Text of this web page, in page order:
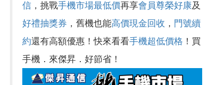
信 ，挑戰手機市場最低價再享會員尊榮好康及
好禮抽獎券 ，舊機也能高價現金回收 ， 門號續
約還有高額優惠！快來看看手機超低價格 ！買
手機．來傑昇．好節省！